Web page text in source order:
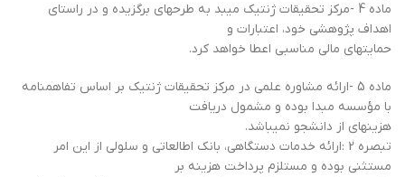
ماده 4 -مرکز تحقیقات ژنتیک میبد به طرحهای برگزیده و در راستای
اهداف پژوهشی خود، اعتبارات و
حمایتهای مالی مناسبی اعطا خواهد کرد.
ماده 5 -ارائه مشاوره علمی در مرکز تحقیقات ژنتیک بر اساس تفاهمنامه
با مؤسسه مبدا بوده و مشمول دریافت
هزینهای از دانشجو نمیباشد.
تبصره 2 :ارائه خدمات دستگاهی، بانک اطالعاتی و سلولی از این امر
مستثنی بوده و مستلزم پرداخت هزینه بر